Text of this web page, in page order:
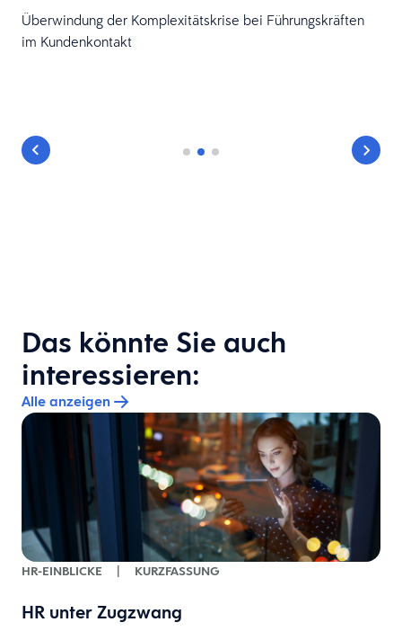
Überwindung der Komplexitätskrise bei Führungskräften
im Kundenkontakt
Das könnte Sie auch
interessieren:
Alle anzeigen
HR-EINBLICKE | KURZFASSUNG
HR unter Zugzwang